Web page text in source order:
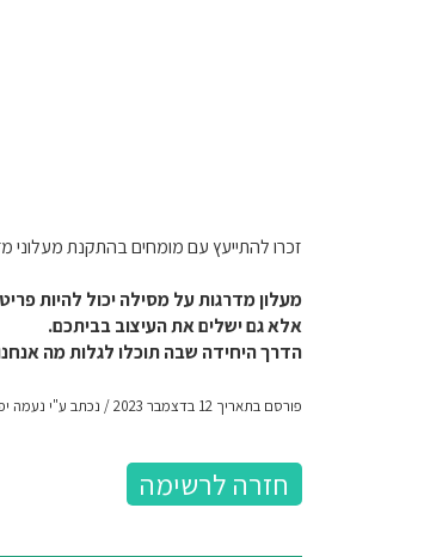
זכרו להתייעץ עם מומחים בהתקנת מעלוני
מעלון מדרגות על מסילה יכול להיות
אלא גם ישלים את העיצוב בביתכם.
הדרך היחידה שבה תוכלו לגלות מה
פורסם בתאריך 12 בדצמבר 2023 / נכתב ע"י נעמה יפת
חזרה לרשימה